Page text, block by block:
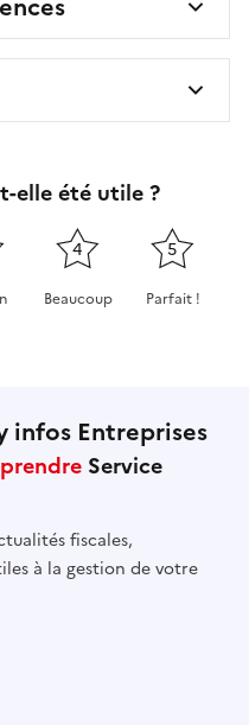
elle été utile ?
4
Beaucoup
5
Parfait !
infos Entreprises
Service
fiscales,
à la gestion de votre